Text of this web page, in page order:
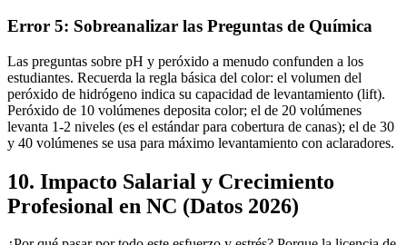
Error 5: Sobreanalizar las Preguntas de Química
Las preguntas sobre pH y peróxido a menudo confunden a los
estudiantes. Recuerda la regla básica del color: el volumen del
peróxido de hidrógeno indica su capacidad de levantamiento (lift).
Peróxido de 10 volúmenes deposita color; el de 20 volúmenes
levanta 1-2 niveles (es el estándar para cobertura de canas); el de 30
y 40 volúmenes se usa para máximo levantamiento con aclaradores.
10. Impacto Salarial y Crecimiento
Profesional en NC (Datos 2026)